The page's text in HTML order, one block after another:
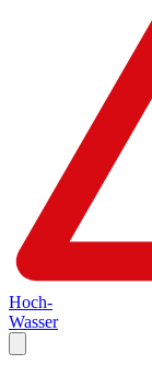
Hoch-
Wasser